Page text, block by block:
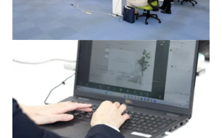
ハイブリッド/リモート環境を想定した
開発演習